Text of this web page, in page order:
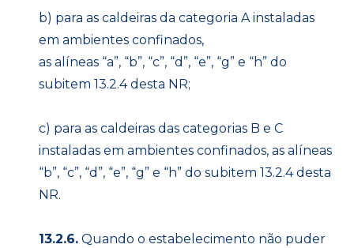
b) para as caldeiras da categoria A instaladas
em ambientes confinados,
as alíneas “a”, “b”, “c”, “d”, “e”, “g” e “h” do
subitem 13.2.4 desta NR;
c) para as caldeiras das categorias B e C
instaladas em ambientes confinados, as alíneas
“b”, “c”, “d”, “e”, “g” e “h” do subitem 13.2.4 desta
NR.
13.2.6.Quando o estabelecimento não puder